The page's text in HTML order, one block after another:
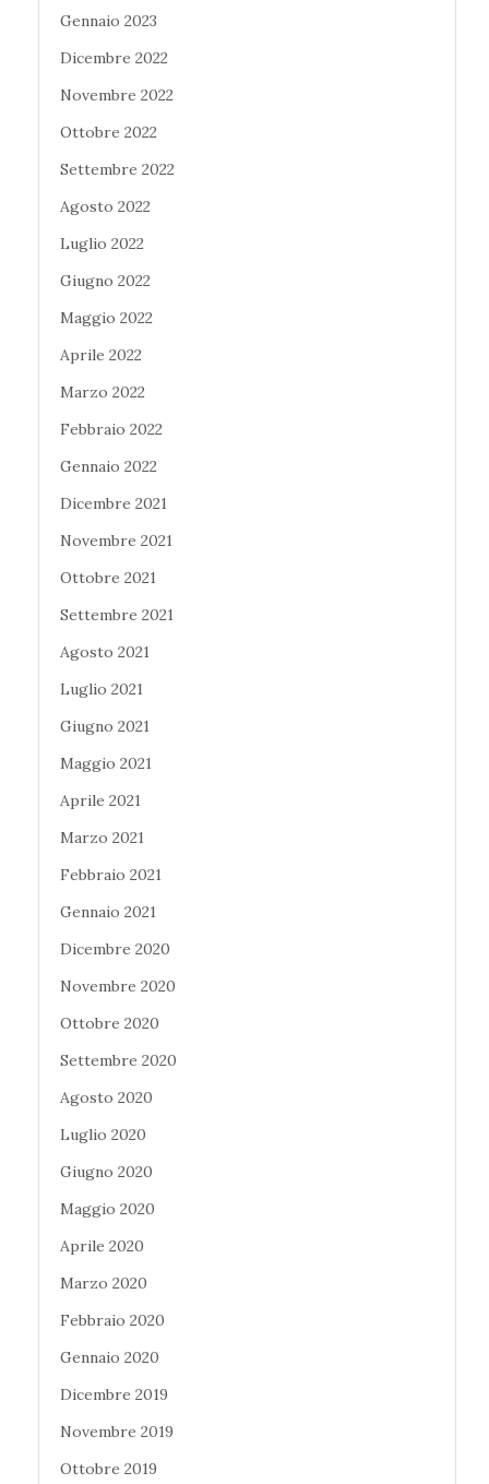
Gennaio 2023
Dicembre 2022
Novembre 2022
Ottobre 2022
Settembre 2022
Agosto 2022
Luglio 2022
Giugno 2022
Maggio 2022
Aprile 2022
Marzo 2022
Febbraio 2022
Gennaio 2022
Dicembre 2021
Novembre 2021
Ottobre 2021
Settembre 2021
Agosto 2021
Luglio 2021
Giugno 2021
Maggio 2021
Aprile 2021
Marzo 2021
Febbraio 2021
Gennaio 2021
Dicembre 2020
Novembre 2020
Ottobre 2020
Settembre 2020
Agosto 2020
Luglio 2020
Giugno 2020
Maggio 2020
Aprile 2020
Marzo 2020
Febbraio 2020
Gennaio 2020
Dicembre 2019
Novembre 2019
Ottobre 2019